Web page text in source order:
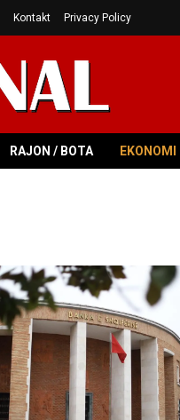
Kontakt Privacy Policy
RAJON / BOTA EKONOMI